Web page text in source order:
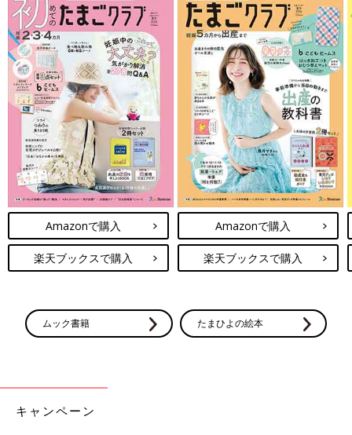
Amazonで購入
楽天ブックスで購入
Amazonで購入
楽天ブックスで購入
ムック書籍 たまひよの絵本
キャンペーン